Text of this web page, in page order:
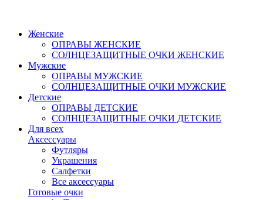
Женские
ОПРАВЫ ЖЕНСКИЕ
СОЛНЦЕЗАЩИТНЫЕ ОЧКИ ЖЕНСКИЕ
Мужские
ОПРАВЫ МУЖСКИЕ
СОЛНЦЕЗАЩИТНЫЕ ОЧКИ МУЖСКИЕ
Детские
ОПРАВЫ ДЕТСКИЕ
СОЛНЦЕЗАЩИТНЫЕ ОЧКИ ДЕТСКИЕ
Для всех
Аксессуары
Футляры
Украшения
Салфетки
Все аксессуары
Готовые очки